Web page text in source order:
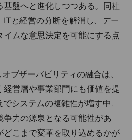
基盤へと進化しつつある。同社
ITと経営の分断を解消し、デー
イムな意思決定を可能にする点
ブザーバビリティの融合は、
経営層や事業部門にも価値を提
システムの複雑性が増す中、
争力の源泉となる可能性があ
どこまで変革を取り込めるかが